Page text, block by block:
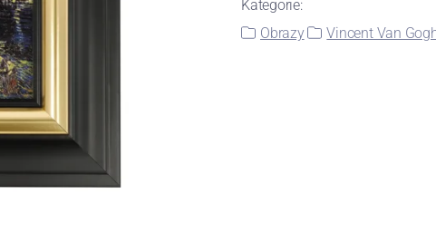
Kategorie:
Obrazy
Vincent Van